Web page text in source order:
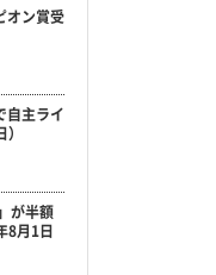
オン賞受
自主ライ
が半額
8月1日